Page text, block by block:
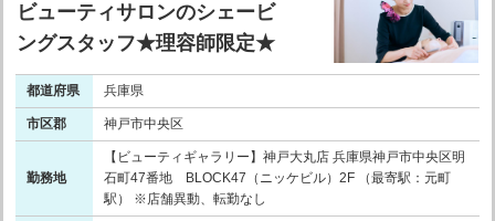
ビューティサロンのシェービ
ングスタッフ★理容師限定★
都道府県 兵庫県
市区郡 神戸市中央区
勤務地
【ビューティギャラリー】神戸大丸店 兵庫県神戸市中央区明
石町47番地 BLOCK47（ニッケビル）2F （最寄駅：元町
駅） ※店舗異動、転勤なし